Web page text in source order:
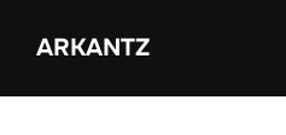
ARKANTZ